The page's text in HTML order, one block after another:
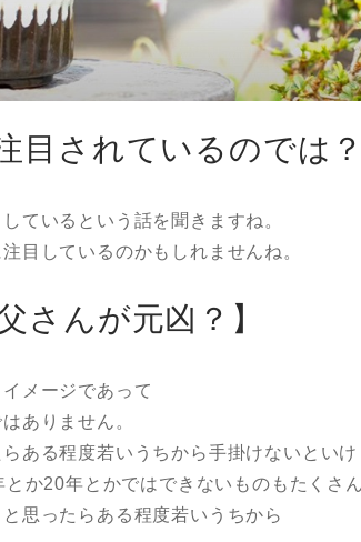
目されているのでは
ているという話を聞きますね。
目しているのかもしれませんね。
さんが元凶？】
メージであって
ありません。
ある程度若いうちから手掛けないとい
か20年とかではできないものもたくさ
思ったらある程度若いうちから